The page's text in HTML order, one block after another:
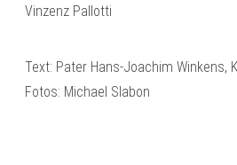
Text: Pater Hans-Joachim Winkens,
Fotos: Michael Slabon